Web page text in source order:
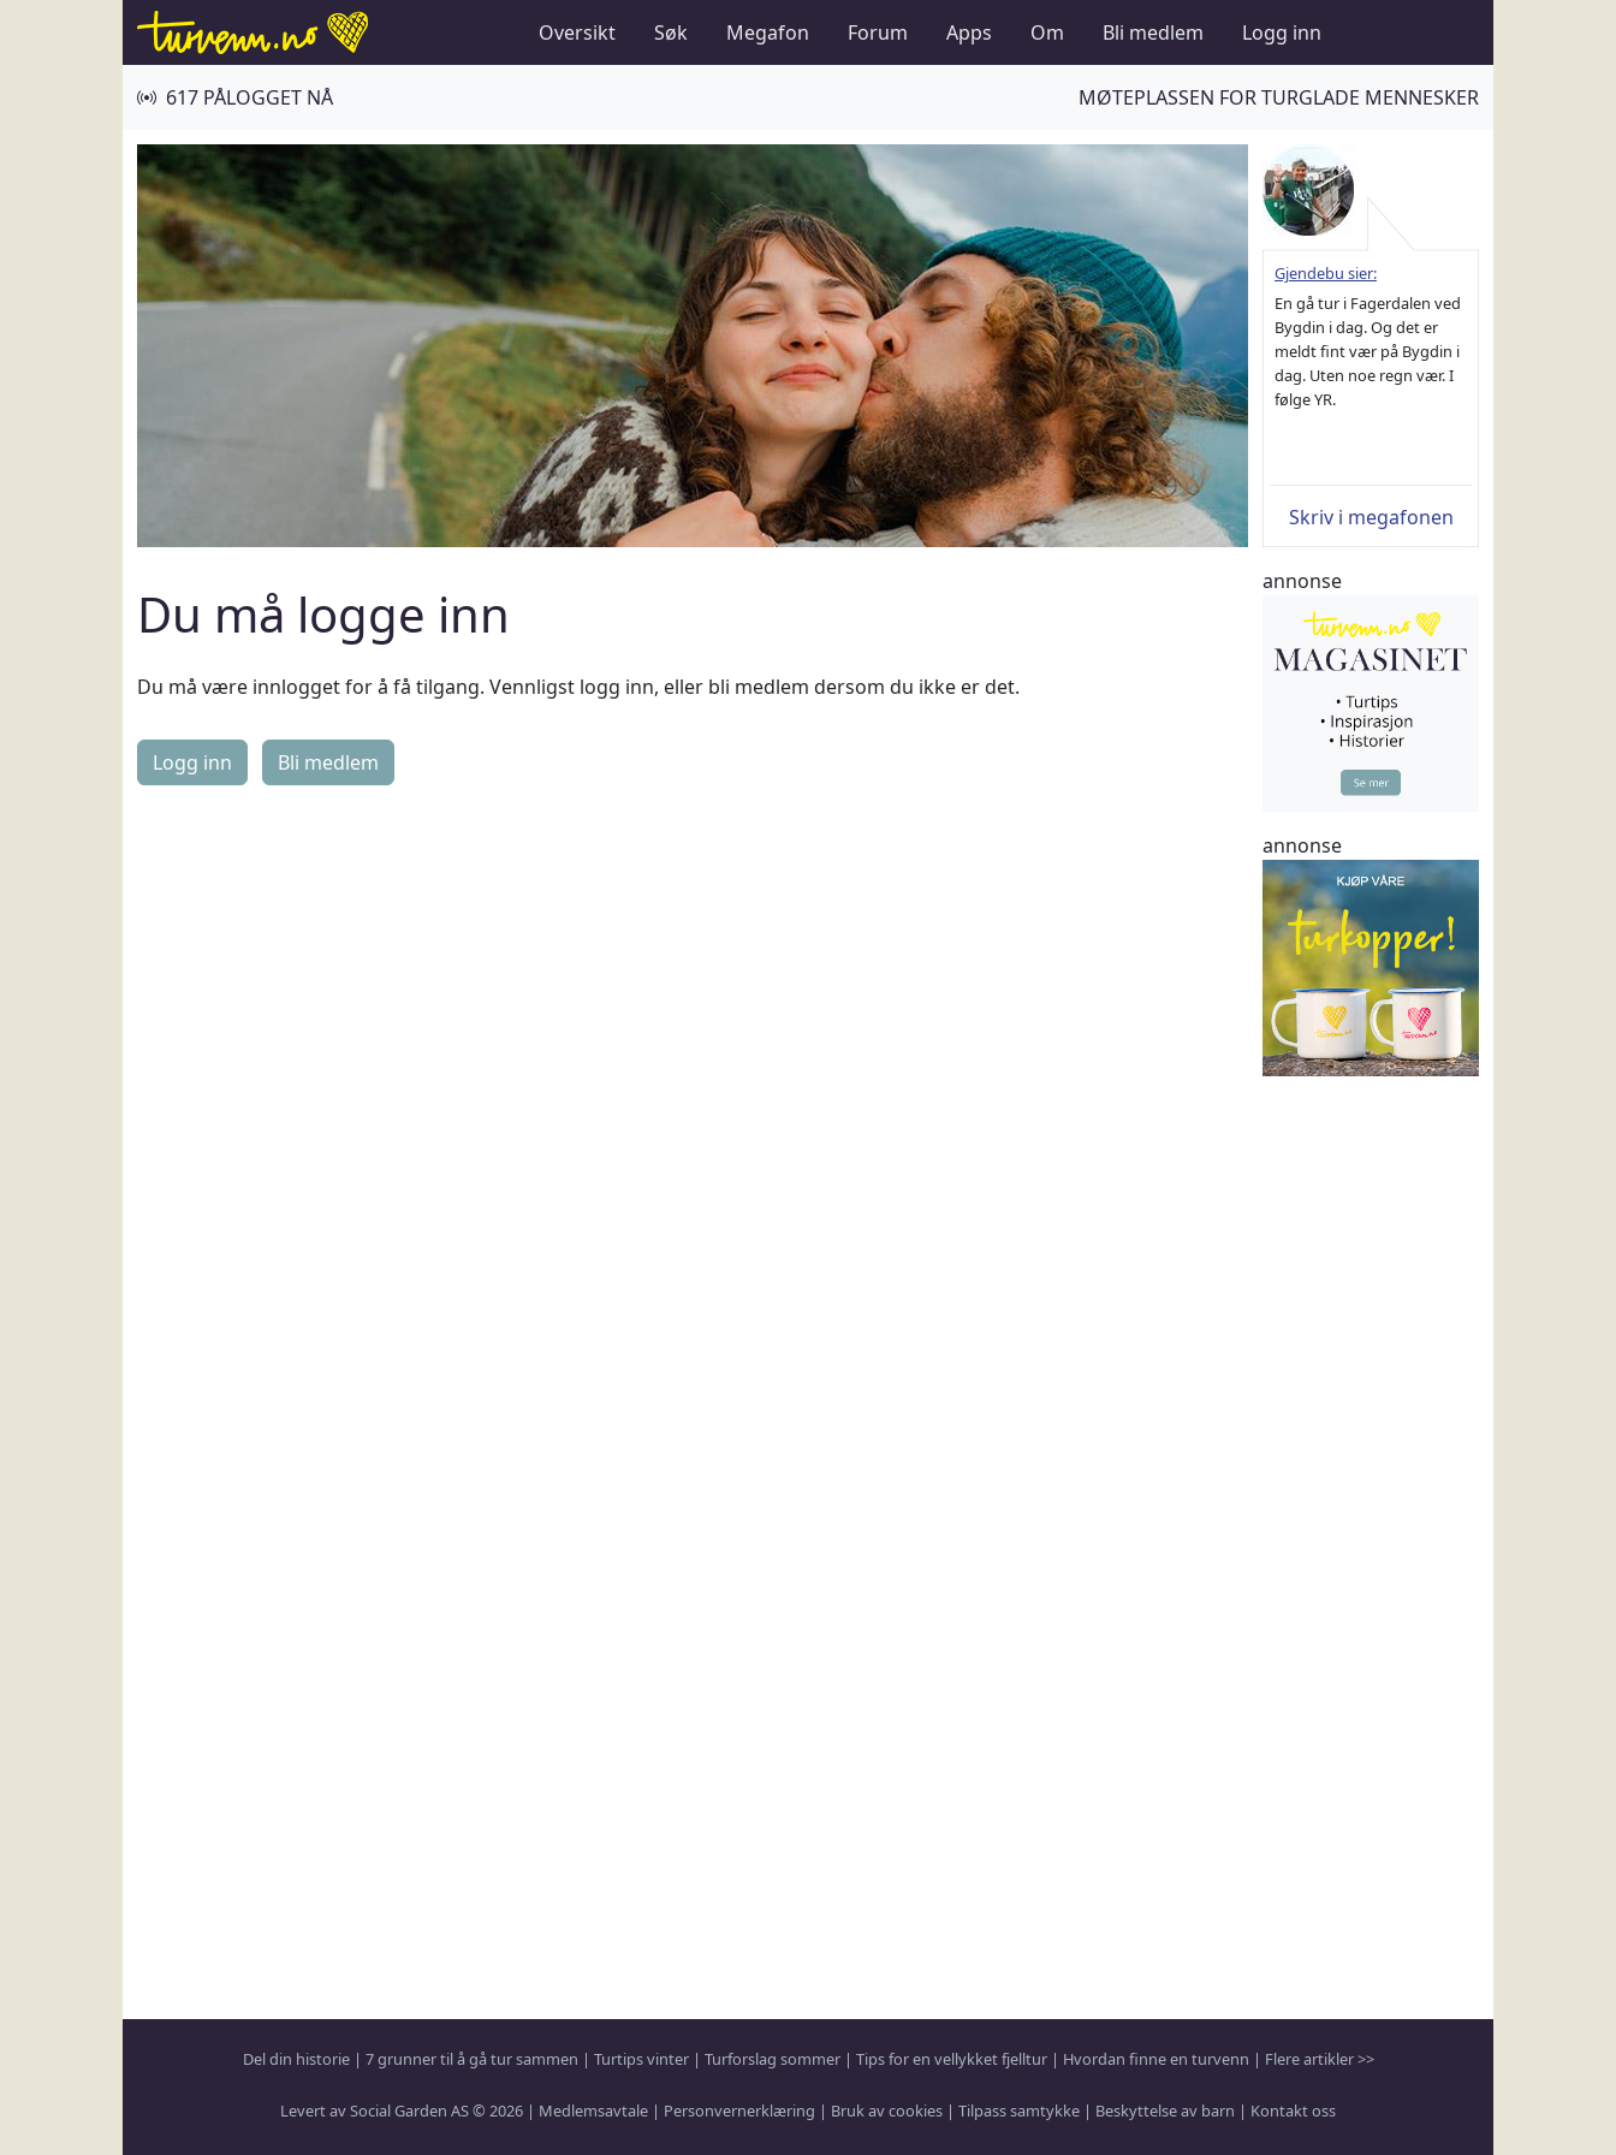
Oversikt Søk Megafon Forum Apps Om Bli medlem Logg inn
617 PÅLOGGET NÅ MØTEPLASSEN FOR TURGLADE MENNESKER
Du må logge inn
Du må være innlogget for å få tilgang. Vennligst logg inn, eller bli medlem dersom du ikke er det.
Logg inn
Gjendebu sier:
En gå tur i Fagerdalen ved
Bygdin i dag. Og det er
meldt fint vær på Bygdin i
dag. Uten noe regn vær. I
følge YR.
Skriv i megafonen
annonse
annonse
Del din historie| 7 grunner til å gå tur sammen | Turtips vinter| Turforslag sommer| Tips for en vellykket fjelltur| Hvordan finne en turvenn | Flere artikler >>
Levert av Social Garden AS © 2026 | Medlemsavtale | Personvernerklæring | Bruk av cookies | Tilpass samtykke | Beskyttelse av barn | Kontakt oss